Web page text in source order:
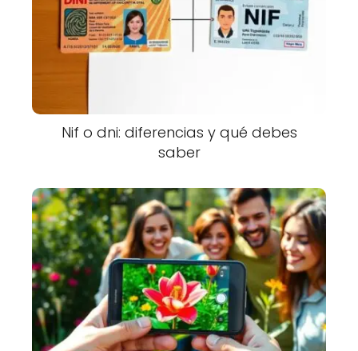
Nif o dni: diferencias y qué debes
saber